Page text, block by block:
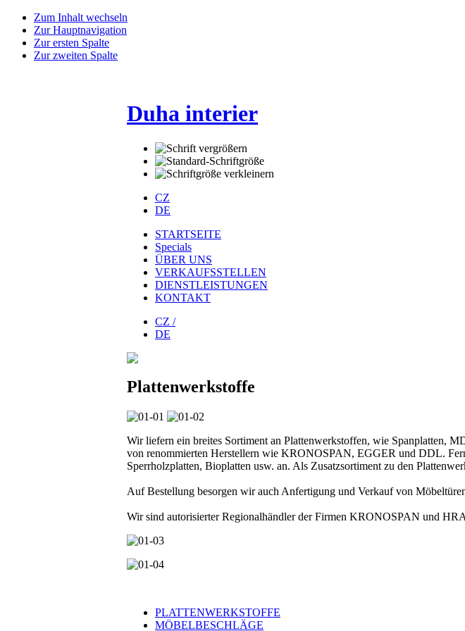
Zum Inhalt wechseln
Zur Hauptnavigation
Zur ersten Spalte
Zur zweiten Spalte
Duha interier
CZ
DE
STARTSEITE
Specials
ÜBER UNS
VERKAUFSSTELLEN
DIENSTLEISTUNGEN
KONTAKT
CZ /
DE
Plattenwerkstoffe
Wir liefern ein breites Sortiment an Plattenwerkstoffen, wie Spanplatten,
von renommierten Herstellern wie KRONOSPAN, EGGER und DDL.
Sperrholzplatten, Bioplatten usw. an. Als Zusatzsortiment zu den
Auf Bestellung besorgen wir auch Anfertigung und Verkauf von
Wir sind autorisierter Regionalhändler der Firmen KRONOSPAN und
PLATTENWERKSTOFFE
MÖBELBESCHLÄGE